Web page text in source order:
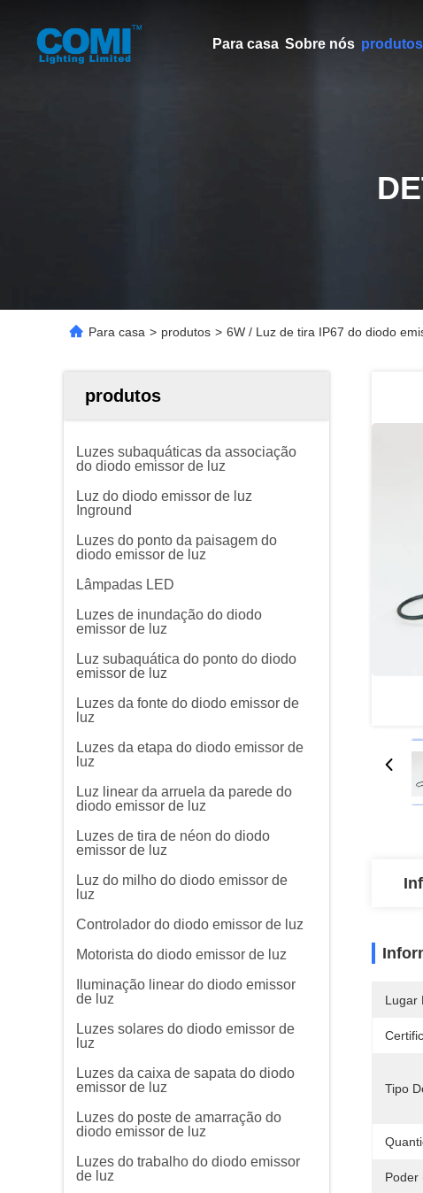
Para casa Sobre nós produtos
Para casa > produtos > 6W / Luz de tira IP67 do diodo
produtos
Luzes subaquáticas da associação
do diodo emissor de luz
Luz do diodo emissor de luz
Inground
Luzes do ponto da paisagem do
diodo emissor de luz
Lâmpadas LED
Luzes de inundação do diodo
emissor de luz
Luz subaquática do ponto do diodo
emissor de luz
Luzes da fonte do diodo emissor de
luz
Luzes da etapa do diodo emissor de
luz
Luz linear da arruela da parede do
diodo emissor de luz
Luzes de tira de néon do diodo
emissor de luz
Luz do milho do diodo emissor de
luz
Controlador do diodo emissor de luz
Motorista do diodo emissor de luz
Iluminação linear do diodo emissor
de luz
Luzes solares do diodo emissor de
luz
Luzes da caixa de sapata do diodo
emissor de luz
Luzes do poste de amarração do
diodo emissor de luz
Luzes do trabalho do diodo emissor
de luz
Lugar
Tipo
Poder